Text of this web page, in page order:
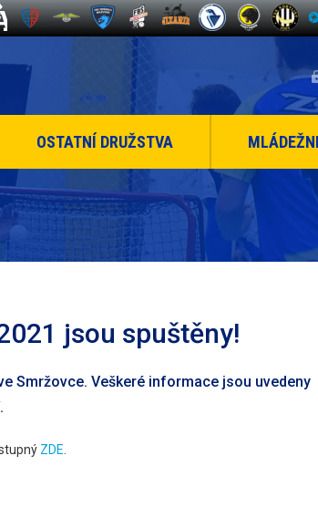
OSTATNÍ DRUŽSTVA
jsou spuštěny!
Smržovce. Veškeré informace jsou uvedeny
ZDE